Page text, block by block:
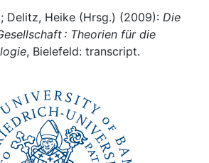
Delitz, Heike (Hrsg.) (2009): Die
: Theorien für die
, Bielefeld: transcript.